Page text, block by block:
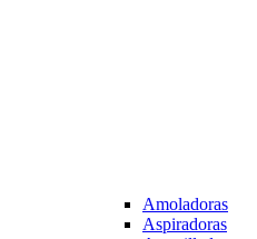
Amoladoras
Aspiradoras